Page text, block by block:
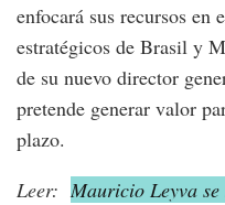
enfocará sus recursos en
estratégicos de Brasil y
de su nuevo director
pretende generar valor
plazo.
Leer: Mauricio Leyva